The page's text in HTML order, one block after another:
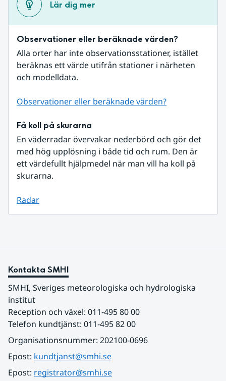
Lär dig mer
Observationer eller beräknade värden?
Alla orter har inte observationsstationer, istället
beräknas ett värde utifrån stationer i närheten
och modelldata.
Observationer eller beräknade värden?
Få koll på skurarna
En väderradar övervakar nederbörd och gör det
med hög upplösning i både tid och rum. Den är
ett värdefullt hjälpmedel när man vill ha koll på
skurarna.
Radar
Kontakta SMHI
SMHI, Sveriges meteorologiska och hydrologiska
institut
Reception och växel: 011-495 80 00
Telefon kundtjänst: 011-495 82 00
Organisationsnummer: 202100-0696
Epost: kundtjanst@smhi.se
Epost: registrator@smhi.se